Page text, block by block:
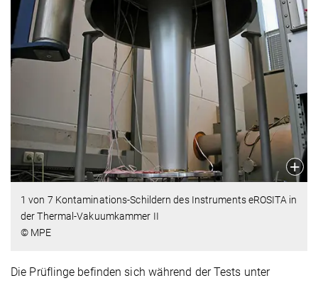
1 von 7 Kontaminations-Schildern des Instruments eROSITA in
der Thermal-Vakuumkammer II
© MPE
Die Prüflinge befinden sich während der Tests unter